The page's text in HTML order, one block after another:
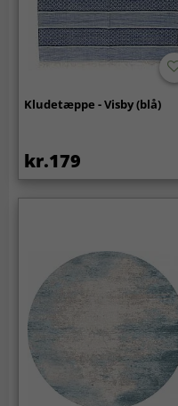
Kludetæppe - Visby (blå)
kr.179